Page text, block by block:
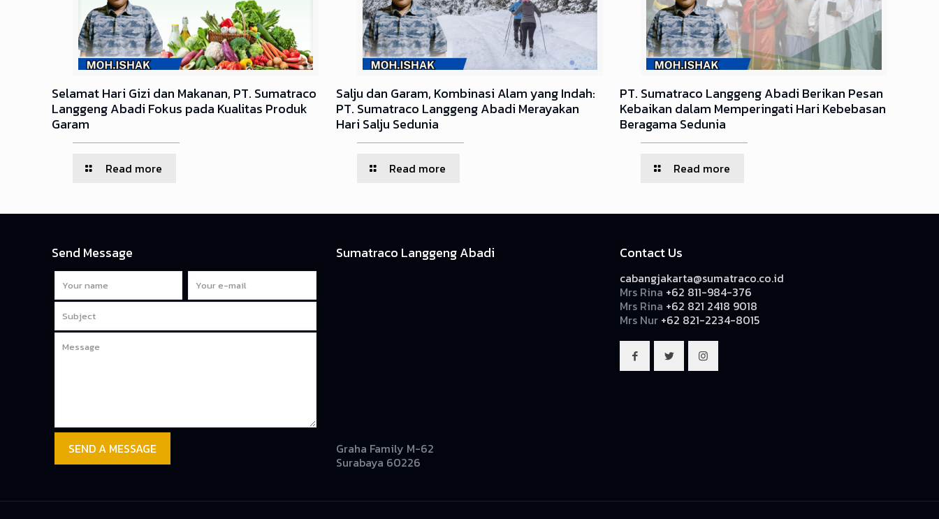
Selamat Hari Gizi dan Makanan, PT. Sumatraco
Langgeng Abadi Fokus pada Kualitas Produk
Garam
Read more
Salju dan Garam, Kombinasi Alam yang Indah:
PT. Sumatraco Langgeng Abadi Merayakan
Hari Salju Sedunia
Read more
PT. Sumatraco Langgeng Abadi Berikan Pesan
Kebaikan dalam Memperingati Hari Kebebasan
Beragama Sedunia
Read more
Send Message Sumatraco Langgeng Abadi
Graha Family M-62
Surabaya 60226
Contact Us
cabangjakarta@sumatraco.co.id
Mrs Rina +62 811-984-376
Mrs Rina +62 821 2418 9018
Mrs Nur +62 821-2234-8015